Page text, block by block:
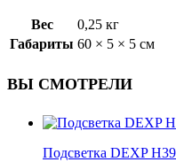
Вес
0,25 кг
Габариты 60 × 5 × 5 см
ВЫ СМОТРЕЛИ
Подсветка DEXP